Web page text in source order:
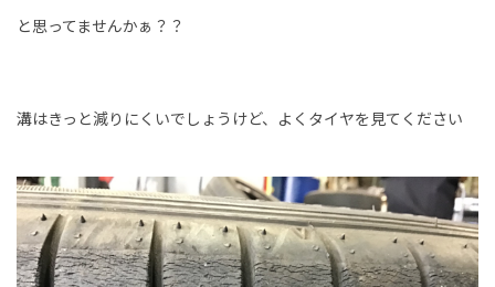
と思ってませんかぁ？？
溝はきっと減りにくいでしょうけど、よくタイヤを見てください